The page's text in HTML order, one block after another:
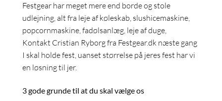
Festgear har meget mere end borde og stole
udlejning, alt fra leje af køleskab, slushicemaskine,
popcornmaskine, fadølsanlæg, leje af duge,
Kontakt Cristian Ryborg fra Festgear.dk næste gang
I skal holde fest, uanset størrelse på jeres fest har vi
en løsning til jer.
3 gode grunde til at du skal vælge os